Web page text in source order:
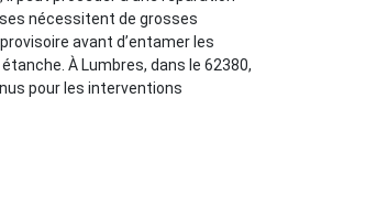
nécessitent de grosses
avant d’entamer les
À Lumbres, dans le 62380,
pour les interventions